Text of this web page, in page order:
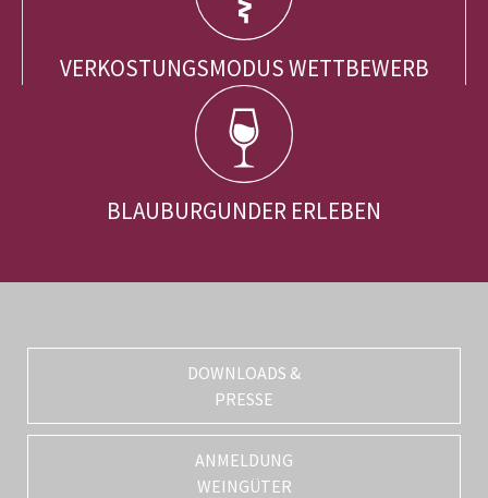
VERKOSTUNGSMODUS WETTBEWERB
BLAUBURGUNDER ERLEBEN
DOWNLOADS &
PRESSE
ANMELDUNG
WEINGÜTER